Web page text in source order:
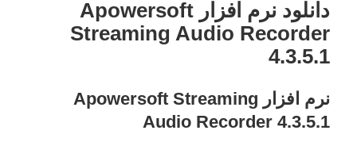
دانلود نرم افزار Apowersoft
Streaming Audio Recorder
4.3.5.1
نرم افزار Apowersoft Streaming
Audio Recorder 4.3.5.1